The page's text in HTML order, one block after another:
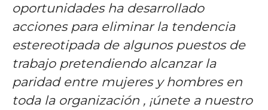
oportunidades ha desarrollado
acciones para eliminar la tendencia
estereotipada de algunos puestos de
trabajo pretendiendo alcanzar la
paridad entre mujeres y hombres en
toda la organización , ¡únete a nuestro